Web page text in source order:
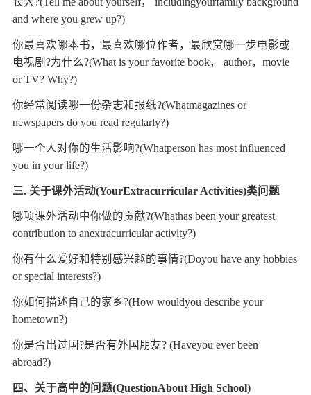
and where you grew up?)
你最喜欢哪本书，最喜欢哪位作者，最欣赏哪一步电影或
电视剧?为什么?(What is your favorite book， author，movie
or TV? Why?)
你经常阅读哪一份杂志和报纸?(Whatmagazines or
newspapers do you read regularly?)
哪一个人对你的生活影响?(Whatperson has most influenced
you in your life?)
三. 关于课外活动(YourExtracurricular Activities)类问题
哪项课外活动中你做的贡献?(Whathas been your greatest
contribution to anextracurricular activity?)
你有什么爱好和特别感兴趣的事情?(Doyou have any hobbies
or special interests?)
你如何描述自己的家乡?(How wouldyou describe your
hometown?)
你是否出过国?是否有外国朋友? (Haveyou ever been
abroad?)
四、关于高中的问题(QuestionAbout High School)